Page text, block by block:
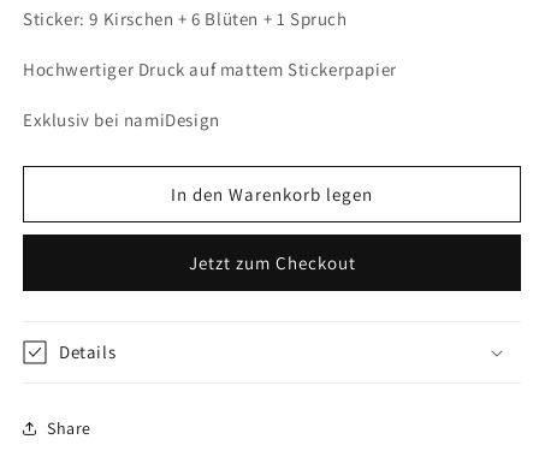
Sticker: 9 Kirschen + 6 Blüten + 1 Spruch
Hochwertiger Druck auf mattem Stickerpapier
Exklusiv bei namiDesign
In den Warenkorb legen
Jetzt zum Checkout
Details
Share